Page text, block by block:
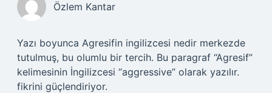
Özlem Kantar
Yazı boyunca Agresifin ingilizcesi nedir merkezde
tutulmuş, bu olumlu bir tercih. Bu paragraf “Agresif”
kelimesinin İngilizcesi “aggressive” olarak yazılır.
fikrini güçlendiriyor.